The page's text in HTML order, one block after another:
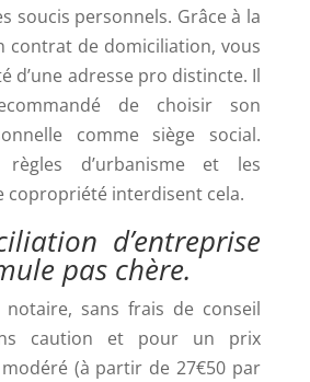
soucis personnels. Grâce à la
contrat de domiciliation, vous
d’une adresse pro distincte. Il
de choisir son
comme siège social.
règles d’urbanisme et les
copropriété interdisent cela.
d’entreprise
pas chère.
notaire, sans frais de conseil
caution et pour un prix
(à partir de 27€50 par